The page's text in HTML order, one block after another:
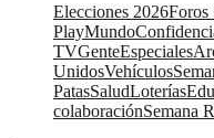
Elecciones 2026Foros
PlayMundo
TVGenteEspeciales
UnidosVehículos
PatasSaludLoterías
colaboraciónSemana